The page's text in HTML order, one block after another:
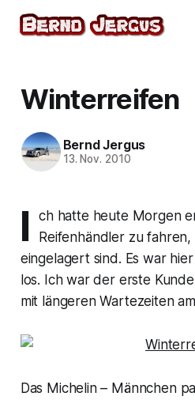
Winterreifen
Bernd Jergus
13. Nov. 2010
I
ch hatte heute Morgen
Reifenhändler zu
eingelagert sind. Es war
los. Ich war der erste
mit längeren Wartezeiten
Das Michelin – Männchen